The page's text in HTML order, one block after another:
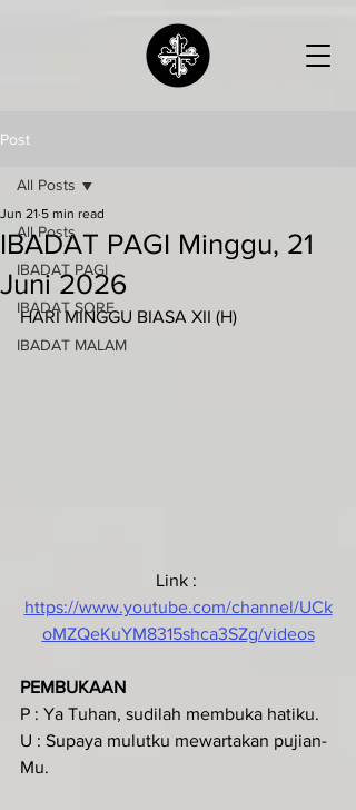
Post
All Posts
IBADAT PAGI
IBADAT SORE
IBADAT MALAM
All Posts
IBADAT PAGI Minggu, 21
Juni 2026
Jun 21 5 min read
HARI MINGGU BIASA XII (H)
Link :
https://www.youtube.com/channel/UCk
oMZQeKuYM8315shca3SZg/videos
PEMBUKAAN
P : Ya Tuhan, sudilah membuka hatiku.
U : Supaya mulutku mewartakan pujian-
Mu.